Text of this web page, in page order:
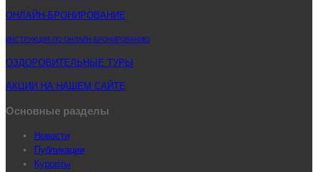
ОНЛАЙН-БРОНИРОВАНИЕ
ИНСТРУКЦИЯ ПО ОНЛАЙН-БРОНИРОВАНИЮ
ОЗДОРОВИТЕЛЬНЫЕ ТУРЫ
АКЦИИ НА НАШЕМ САЙТЕ
Основные разделы
Новости
Публикации
Курорты